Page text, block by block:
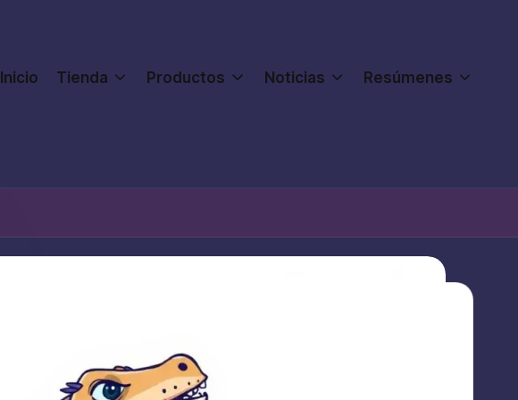
Inicio Tienda Productos Noticias Resúmenes